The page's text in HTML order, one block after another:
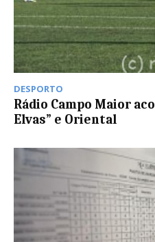
DESPORTO
Rádio Campo Maior
Elvas” e Oriental